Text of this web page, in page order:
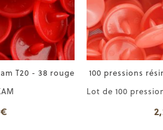
T20 - 38 rouge
100 pressions
Lot de 100